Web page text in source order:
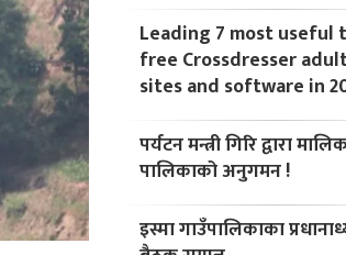
Leading 7 most useful
free Crossdresser
sites and software in
पर्यटन मन्त्री गिरि द्वारा
पालिकाको अनुगमन !
इस्मा गाउँपालिकाका